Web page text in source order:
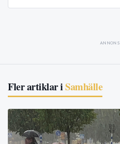
ANNONS
Fler artiklar iSamhälle